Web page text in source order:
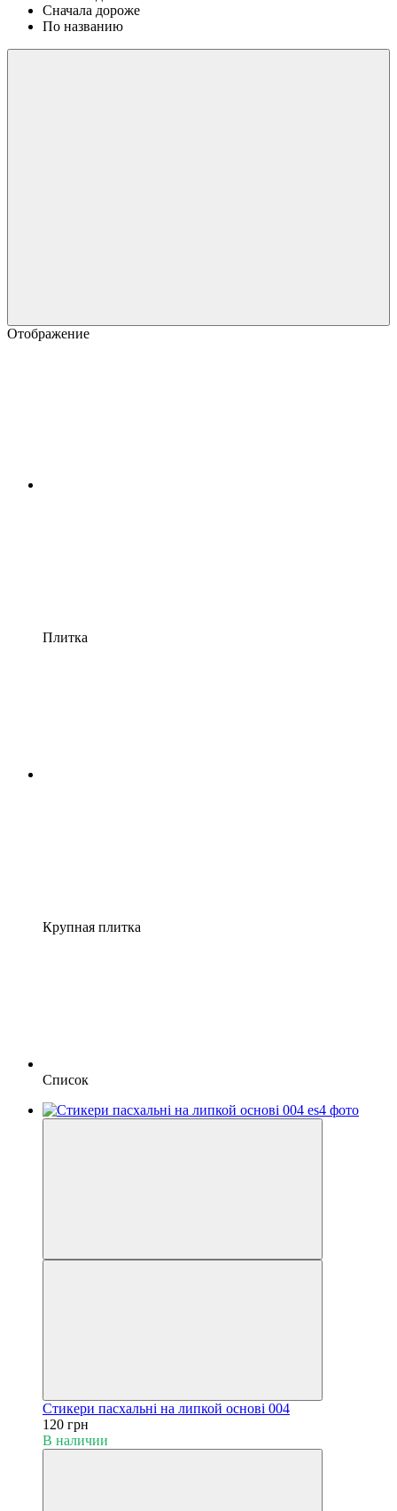
Сначала дороже
По названию
Отображение
Плитка
Крупная плитка
Список
Cтикери пасхальні на липкой основі 004
120 грн
В наличии